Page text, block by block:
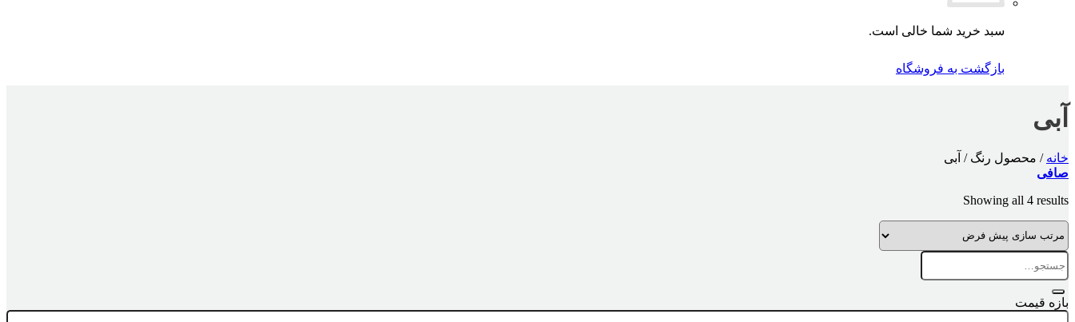
سبد خرید شما خالی است.
بازگشت به فروشگاه
آبی
خانه / محصول رنگ/ آبی
صافی
Showing all 4 results
جستجو
برای:
بازه قیمت